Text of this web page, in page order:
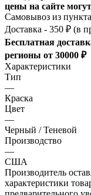
цены на сайте
Самовывоз из
Доставка - 350 ₽ (в
Бесплатная
регионы от 30000 ₽
Характеристики
Тип
—
Краска
Цвет
—
Черный / Теневой
Производство
—
США
Производитель
характеристики